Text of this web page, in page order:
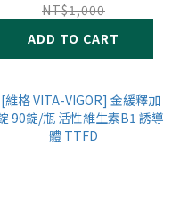
NT$1,000
ADD TO CART